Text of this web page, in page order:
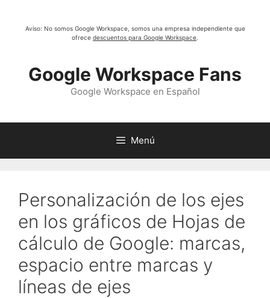
Aviso: No somos Google Workspace, somos una empresa independiente que
ofrece descuentos para Google Workspace
Google Workspace Fans
Google Workspace en Español
Menú
Personalización de los ejes
en los gráficos de Hojas de
cálculo de Google: marcas,
espacio entre marcas y
líneas de ejes